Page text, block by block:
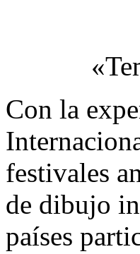
Con la
festivales
de dibujo
países